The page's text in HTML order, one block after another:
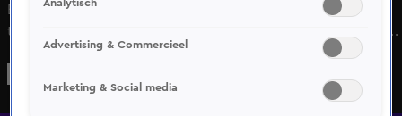
El Che gaat vroeg slapen in De Bondgenoten, tot
teleurstelling van Roma. Ze had zin in hem, maar dat zit er
voorlopig niet in. Gelukkig heeft ze iemand anders op het
Analytisch
Advertising & Commercieel
Marketing & Social media